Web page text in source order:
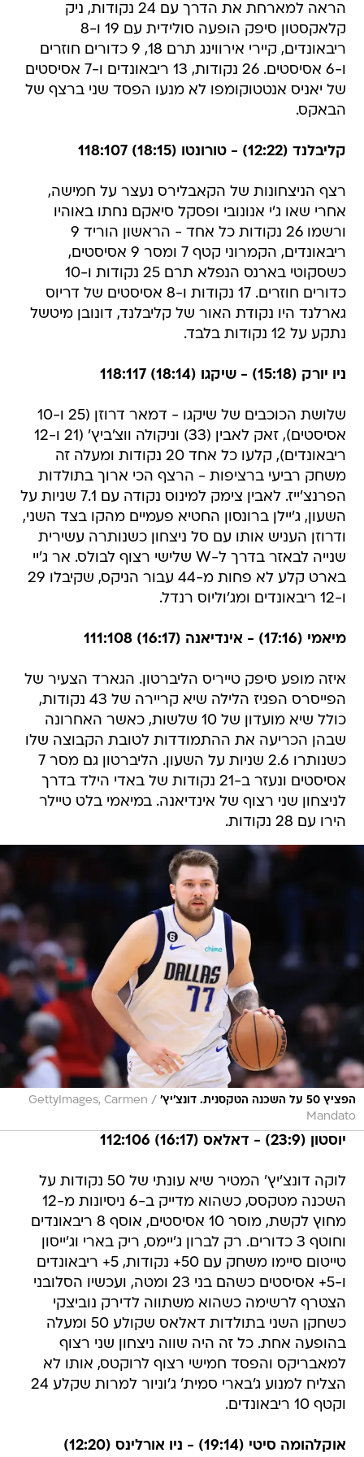
הראה למארחת את הדרך עם 24 נקודות, ניק
קלאקסטון סיפק הופעה סולידית עם 19 ו-8
ריבאונדים, קיירי אירווינג תרם 18, 9 כדורים חוזרים
ו-6 אסיסטים. 26 נקודות, 13 ריבאונדים ו-7 אסיסטים
של יאניס אנטטוקומפו לא מנעו הפסד שני ברצף של
הבאקס.
קליבלנד (12:22) - טורונטו (18:15) 118:107
רצף הניצחונות של הקאבלירס נעצר על חמישה,
אחרי שאו ג'י אנונובי ופסקל סיאקם נחתו באוהיו
ורשמו 26 נקודות כל אחד - הראשון הוריד 9
ריבאונדים, הקמרוני קטף 7 ומסר 9 אסיסטים,
כשסקוטי בארנס הנפלא תרם 25 נקודות ו-10
כדורים חוזרים. 17 נקודות ו-8 אסיסטים של דריוס
גארלנד היו נקודת האור של קליבלנד, דונובן מיטשל
נתקע על 12 נקודות בלבד.
ניו יורק (15:18) - שיקגו (18:14) 118:117
שלושת הכוכבים של שיקגו - דמאר דרוזן (25 ו-10
אסיסטים), זאק לאבין (33) וניקולה ווצ'ביץ' (21 ו-12
ריבאונדים), קלעו כל אחד 20 נקודות ומעלה זה
משחק רביעי ברציפות - הרצף הכי ארוך בתולדות
הפרנצ'ייז. לאבין צימק למינוס נקודה עם 7.1 שניות על
השעון, ג'יילן ברונסון החטיא פעמיים מהקו בצד השני,
ודרוזן העניש אותו עם סל ניצחון כשנותרה עשירית
שנייה לבאזר בדרך ל-W שלישי רצוף לבולס. אר ג'יי
בארט קלע לא פחות מ-44 עבור הניקס, שקיבלו 29
ו-12 ריבאונדים ומג'וליוס רנדל.
מיאמי (17:16) - אינדיאנה (16:17) 111:108
איזה מופע סיפק טייריס הליברטון. הגארד הצעיר של
הפייסרס הפגיז הלילה שיא קריירה של 43 נקודות,
כולל שיא מועדון של 10 שלשות, כאשר האחרונה
שבהן הכריעה את ההתמודדות לטובת הקבוצה שלו
כשנותרו 2.6 שניות על השעון. הליברטון גם מסר 7
אסיסטים ונעזר ב-21 נקודות של באדי הילד בדרך
לניצחון שני רצוף של אינדיאנה. במיאמי בלט טיילר
הירו עם 28 נקודות.
הפציץ 50 על השכנה הטקסנית. דונצ'יץ' /
GettyImages, Carmen
Mandato
יוסטון (23:9) - דאלאס (16:17) 112:106
לוקה דונצ'יץ' המטיר שיא עונתי של 50 נקודות על
השכנה מטקסס, כשהוא מדייק ב-6 ניסיונות מ-12
מחוץ לקשת, מוסר 10 אסיסטים, אוסף 8 ריבאונדים
וחוטף 3 כדורים. רק לברון ג'יימס, ריק בארי וג'ייסון
טייטום סיימו משחק עם 50+ נקודות, 5+ ריבאונדים
ו-5+ אסיסטים כשהם בני 23 ומטה, ועכשיו הסלובני
הצטרף לרשימה כשהוא משתווה לדירק נוביצקי
כשחקן השני בתולדות דאלאס שקולע 50 ומעלה
בהופעה אחת. כל זה היה שווה ניצחון שני רצוף
למאבריקס והפסד חמישי רצוף לרוקטס, אותו לא
הצליח למנוע ג'בארי סמית' ג'וניור למרות שקלע 24
וקטף 10 ריבאונדים.
אוקלהומה סיטי (19:14) - ניו אורלינס (12:20)